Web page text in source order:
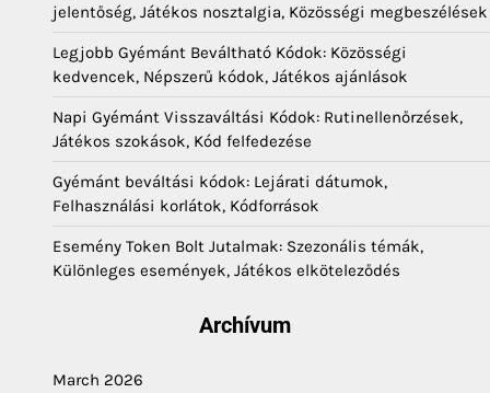
jelentőség, Játékos nosztalgia, Közösségi megbeszélések
Legjobb Gyémánt Beváltható Kódok: Közösségi
kedvencek, Népszerű kódok, Játékos ajánlások
Napi Gyémánt Visszaváltási Kódok: Rutinellenőrzések,
Játékos szokások, Kód felfedezése
Gyémánt beváltási kódok: Lejárati dátumok,
Felhasználási korlátok, Kódforrások
Esemény Token Bolt Jutalmak: Szezonális témák,
Különleges események, Játékos elköteleződés
Archívum
March 2026